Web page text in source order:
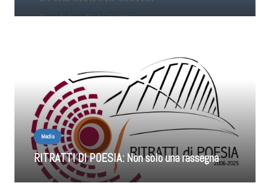
Media
RITRATTI DI POESIA: Non solo una rassegna